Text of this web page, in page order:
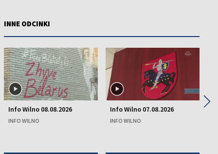
INNE ODCINKI
Info Wilno 08.08.2026
INFO WILNO
Info Wilno 07.08.2026
INFO WILNO
▶